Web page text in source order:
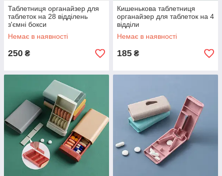
Таблетниця органайзер для
таблеток на 28 відділень
з'ємні бокси
Немає в наявності
250 ₴
Кишенькова таблетниця
органайзер для таблеток на 4
відділи
Немає в наявності
185 ₴